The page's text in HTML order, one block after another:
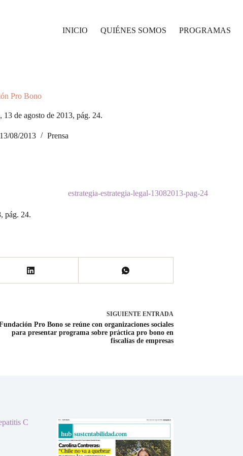
INICIO
QUIÉNES SOMOS PROGRAMAS
Pro Bono
de agosto de 2013, pág. 24.
13/08/2013 Prensa
pág. 24.
SIGUIENTE ENTRADA
Pro Bono se reúne con organizaciones sociales
para presentar programa sobre práctica pro bono en
fiscalías de empresas
C